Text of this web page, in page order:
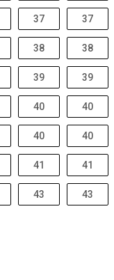
37 37
38 38
39 39
40 40
40 40
41 41
43 43